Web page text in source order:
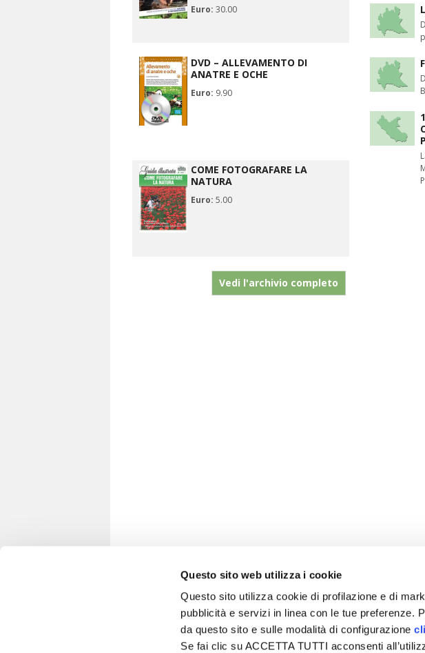
Questo sito web utilizza i cookie
Questo sito utilizza cookie di profilazione e di
pubblicità e servizi in linea con le tue preferenze.
da questo sito e sulle modalità di configurazione
Se fai clic su ACCETTA TUTTI acconsenti
Euro: 30.00
DVD – ALLEVAMENTO DI
ANATRE E OCHE
Euro: 9.90
COME FOTOGRAFARE LA
NATURA
Euro: 5.00
Vedi l'archivio completo
VITA IN CAMPAGNA
© 2026 - Tutti i diritti riservati
ESPLORA VITA IN
Chi siamo Note